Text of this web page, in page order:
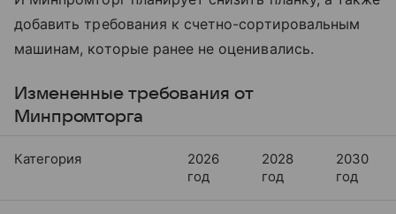
добавить требования к счетно-сортировальным
машинам, которые ранее не оценивались.
Измененные требования от
Минпромторга
Категория
2026
год
2028
год
2030
год